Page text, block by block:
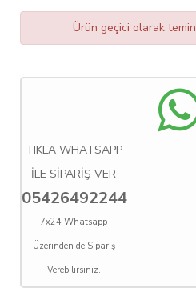
Ürün geçici olarak
TIKLA WHATSAPP
İLE SİPARİŞ VER
05426492244
7x24 Whatsapp
Üzerinden de Sipariş
Verebilirsiniz.